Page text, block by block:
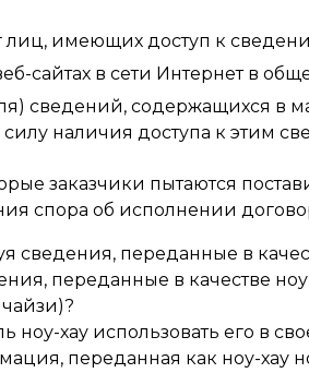
лиц, имеющих доступ к
сайтах в сети Интернет в
сведений, содержащихся в
силу наличия доступа к этим
заказчики пытаются
спора об исполнении
сведения, переданные в
переданные в качестве
ноу-хау использовать его в
переданная как ноу-